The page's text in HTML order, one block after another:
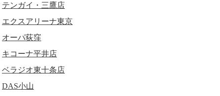
テンガイ・三鷹店
エクスアリーナ東京
オーパ荻窪
キコーナ平井店
ベラジオ東十条店
DAS小山